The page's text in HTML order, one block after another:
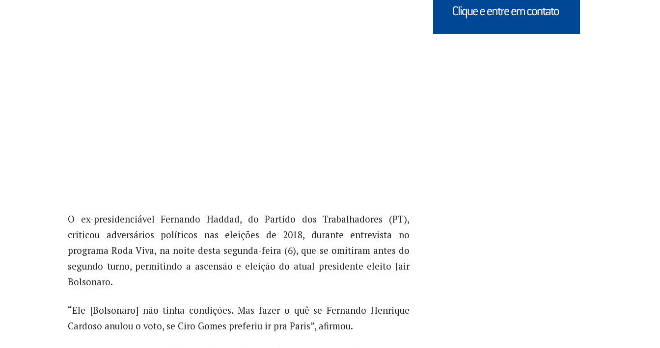
O ex-presidenciável Fernando Haddad, do Partido dos Trabalhadores (PT),
criticou adversários políticos nas eleições de 2018, durante entrevista no
programa Roda Viva, na noite desta segunda-feira (6), que se omitiram antes do
segundo turno, permitindo a ascensão e eleição do atual presidente eleito Jair
Bolsonaro.
“Ele [Bolsonaro] não tinha condições. Mas fazer o quê se Fernando Henrique
Cardoso anulou o voto, se Ciro Gomes preferiu ir pra Paris”, afirmou.